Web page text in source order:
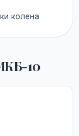
колена
10